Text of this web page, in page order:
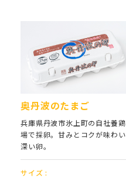
奥丹波のたまご
兵庫県丹波市氷上町の自社養鶏
場で採卵。甘みとコクが味わい
深い卵。
サイズ :